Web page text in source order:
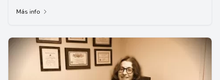
Más info